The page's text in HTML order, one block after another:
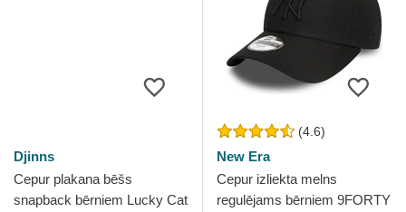
Djinns
Cepur plakana bēšs
snapback bērniem Lucky Cat
(4.6)
New Era
Cepur izliekta melns
regulējams bērniem 9FORTY